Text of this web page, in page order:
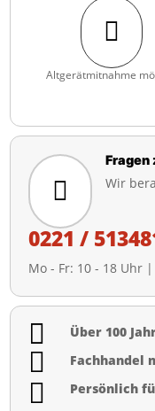

Altgerätmitnahme

Fragen
Wir
0221 /
Mo - Fr: 10 - 18 Uhr
 Über 100
 Fachhandel
 Persönlich